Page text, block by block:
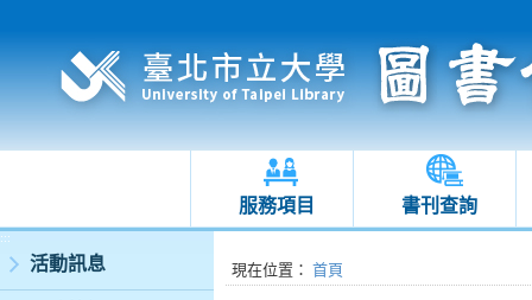
服務項目 書刊查詢
:::
活動訊息 :::現在位置 ： 首頁